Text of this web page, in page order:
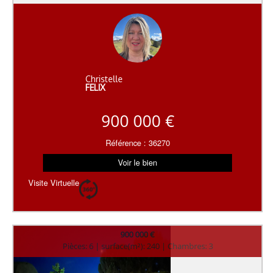
Christelle
FELIX
900 000 €
Référence : 36270
Voir le bien
Visite Virtuelle
900 000 €
Pièces: 6 | surface(m²): 240 | Chambres: 3